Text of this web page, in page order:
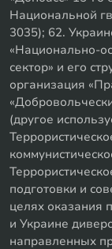
Национальной
3035); 62.
«Национально-
сектор» и его
организация
(другое
подготовки и
целях оказания
и Украине
направленных